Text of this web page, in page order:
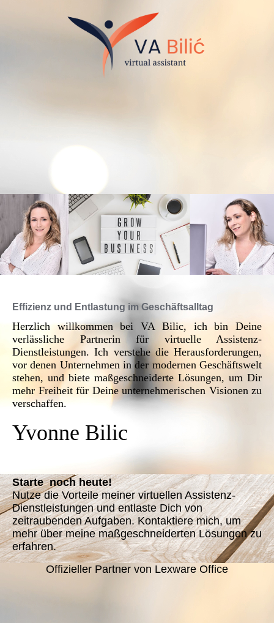
Effizienz und Entlastung im Geschäftsalltag
Herzlich willkommen bei VA Bilic, ich bin Deine
verlässliche Partnerin für virtuelle Assistenz-
Dienstleistungen. Ich verstehe die Herausforderungen,
vor denen Unternehmen in der modernen Geschäftswelt
stehen, und biete maßgeschneiderte Lösungen, um Dir
mehr Freiheit für Deine unternehmerischen Visionen zu
verschaffen.
Yvonne Bilic
Starte noch heute!
Nutze die Vorteile meiner virtuellen Assistenz-
Dienstleistungen und entlaste Dich von
zeitraubenden Aufgaben. Kontaktiere mich, um
mehr über meine maßgeschneiderten Lösungen zu
erfahren.
Offizieller Partner von Lexware Office